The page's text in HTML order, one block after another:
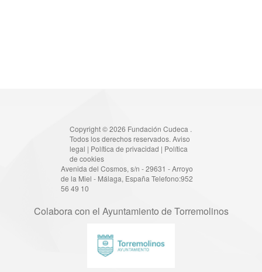
Copyright © 2026 Fundación Cudeca .
Todos los derechos reservados. Aviso
legal | Política de privacidad | Política
de cookies
Avenida del Cosmos, s/n - 29631 - Arroyo
de la Miel - Málaga, España Telefono:952
56 49 10
Colabora con el Ayuntamiento de Torremolinos